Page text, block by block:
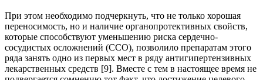
При этом необходимо подчеркнуть, что не только хорошая
переносимость, но и наличие органопротективных свойств,
которые способствуют уменьшению риска сердечно-
сосудистых осложнений (ССО), позволило препаратам этого
ряда занять одно из первых мест в ряду антигипертензивных
лекарственных средств [9]. Вместе с тем в настоящее время не